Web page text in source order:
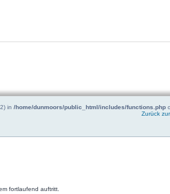
in /home/dunmoors/public_html/includes/functions.php
Zurück
fortlaufend auftritt.